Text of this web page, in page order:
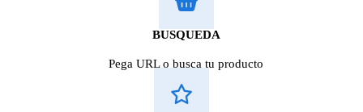
BUSQUEDA
Pega URL o busca tu producto